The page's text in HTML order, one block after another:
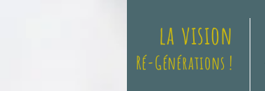
la vision
Ré-Générations !